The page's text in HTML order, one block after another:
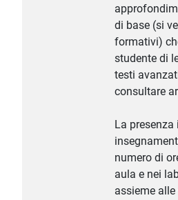
di base (si
formativi)
studente di
testi
consultare
La
numero di
aula e nei
assieme